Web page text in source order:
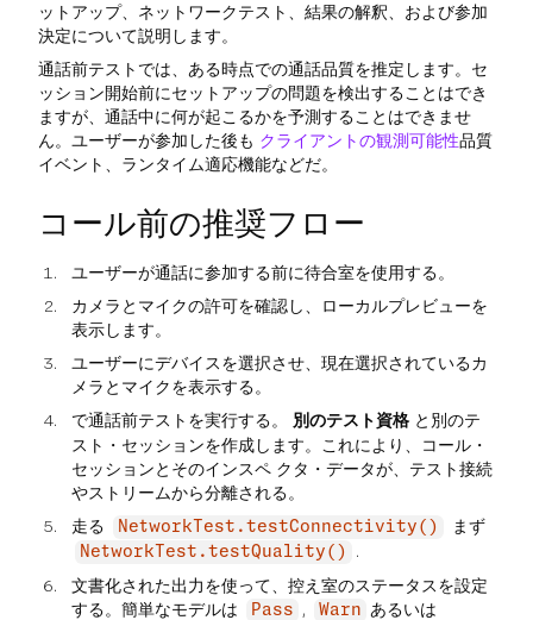
ットアップ、ネットワークテスト、結果の解釈、および参加
決定について説明します。
通話前テストでは、ある時点での通話品質を推定します。セ
ッション開始前にセットアップの問題を検出することはでき
ますが、通話中に何が起こるかを予測することはできませ
ん。ユーザーが参加した後も クライアントの観測可能性品質
イベント、ランタイム適応機能などだ。
コール前の推奨フロー
ユーザーが通話に参加する前に待合室を使用する。
カメラとマイクの許可を確認し、ローカルプレビューを
表示します。
ユーザーにデバイスを選択させ、現在選択されているカ
メラとマイクを表示する。
で通話前テストを実行する。 別のテスト資格 と別のテ
スト・セッションを作成します。これにより、コール・
セッションとそのインスペ クタ・データが、テスト接続
やストリームから分離される。
走る
NetworkTest.testConnectivity() まず
NetworkTest.testQuality()
.
文書化された出力を使って、控え室のステータスを設定
する。簡単なモデルは
Pass , Warn あるいは